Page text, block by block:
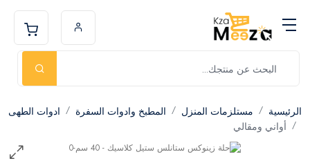
الرئيسية مستلزمات المنزل المطبخ وادوات السفرة
ادوات الطهى
أواني ومقالي